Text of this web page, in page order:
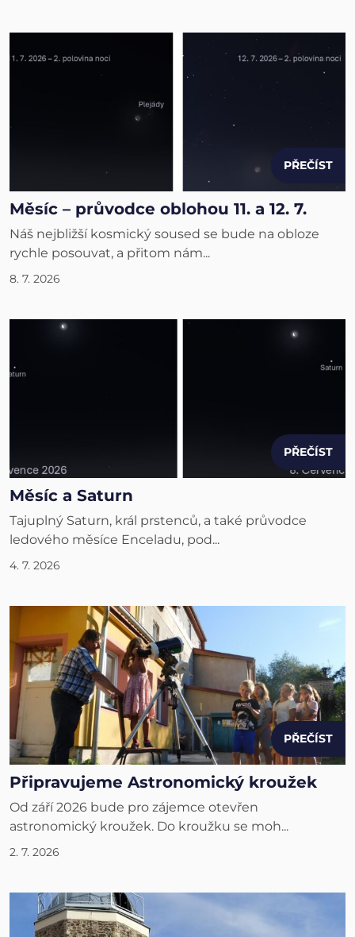
PŘEČÍST
Měsíc – průvodce oblohou 11. a 12. 7.
Náš nejbližší kosmický soused se bude na obloze
rychle posouvat, a přitom nám...
8. 7. 2026
PŘEČÍST
Měsíc a Saturn
Tajuplný Saturn, král prstenců, a také průvodce
ledového měsíce Enceladu, pod...
4. 7. 2026
PŘEČÍST
Připravujeme Astronomický kroužek
Od září 2026 bude pro zájemce otevřen
astronomický kroužek. Do kroužku se moh...
2. 7. 2026